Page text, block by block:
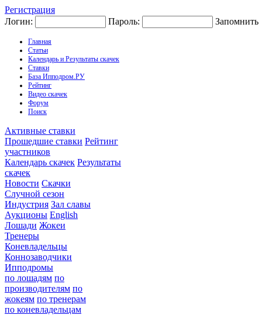
Регистрация
Логин:
Пароль: Запомнить
Главная
Статьи
Календарь и Результаты скачек
Ставки
База Ипподром.РУ
Рейтинг
Видео скачек
Форум
Поиск
Активные ставки
Прошедшие ставки Рейтинг
участников
Календарь скачек Результаты
скачек
Новости Скачки
Случной сезон
Индустрия Зал славы
Аукционы English
Лошади Жокеи
Тренеры
Коневладельцы
Коннозаводчики
Ипподромы
по лошадям по
производителям по
жокеям по тренерам
по коневладельцам